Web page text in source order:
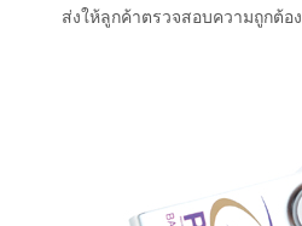
ส่งให้ลูกค้าตรวจสอบความถูกต้อง